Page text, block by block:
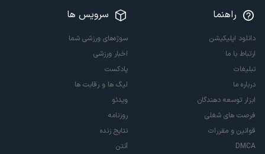
راهنما
دانلود اپلیکیشن
ارتباط با ما
تبلیغات
درباره ما
ابزار توسعه دهندگان
فرصت های شغلی
قوانین و مقررات
DMCA
سرویس ها
سوژه‌های ورزشی شما
اخبار ورزشی
پادکست
لیگ ها و رقابت ها
ویدئو
روزنامه
نتایج زنده
آنتن